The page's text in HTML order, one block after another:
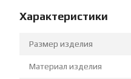
Характеристики
Размер изделия
Материал изделия